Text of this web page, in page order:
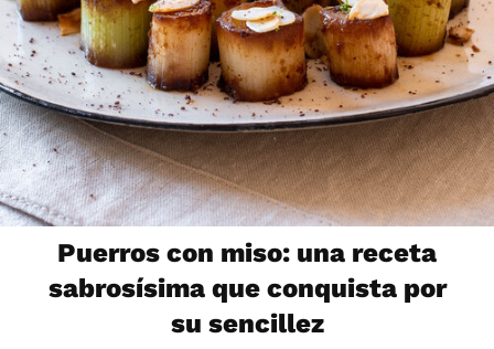
Puerros con miso: una receta
sabrosísima que conquista por
su sencillez